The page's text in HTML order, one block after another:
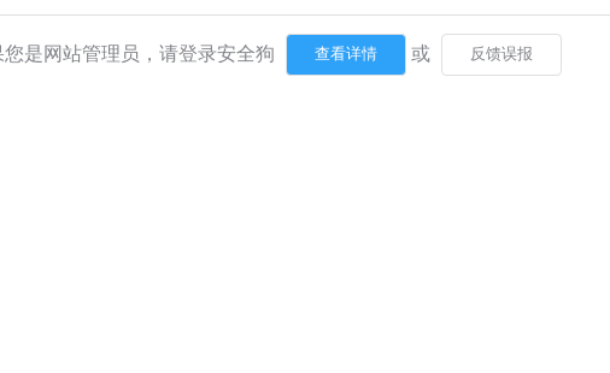
您是网站管理员，请登录安全狗 或